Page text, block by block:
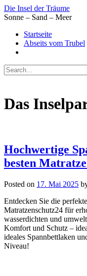
Skip
to
Die Insel der Träume
Sonne – Sand – Meer
Startseite
Abseits vom Trubel
Das
Hochwertige
besten
Posted on 17. Mai 2025
Entdecken Sie die
Matratzenschutz24 für
wasserdichten und
Komfort und Schutz –
ideales Spannbettlaken
Niveau!